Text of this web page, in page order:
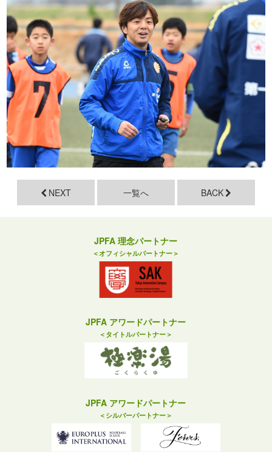
NEXT 一覧へ BACK
JPFA 理念パートナー
＜オフィシャルパートナー＞
JPFA アワードパートナー
＜タイトルパートナー＞
JPFA アワードパートナー
＜シルバーパートナー＞